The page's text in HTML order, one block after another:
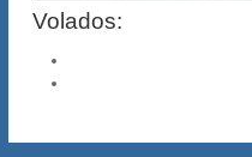
Volados: